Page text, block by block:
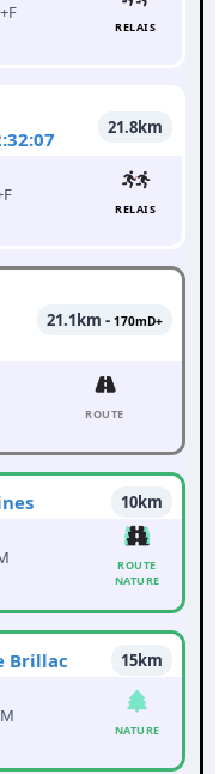
RELAIS
21.8km
RELAIS
21.1km - 170mD+
ROUTE
10km
ROUTE
NATURE
Brillac
15km
NATURE